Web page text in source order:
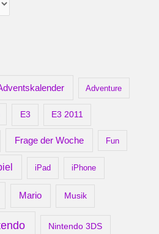
Adventure
E3 E3 2011
Frage der Woche Fun
iPad iPhone
Mario Musik
Nintendo 3DS